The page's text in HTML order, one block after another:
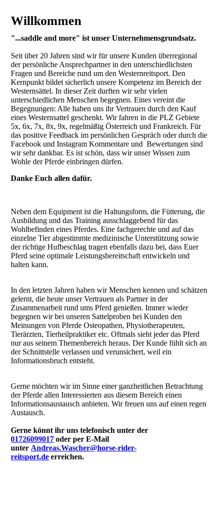
Willkommen
"...saddle and more" ist unser Unternehmensgrundsatz.
Seit über 20 Jahren sind wir für unsere Kunden überregional
der persönliche Ansprechpartner in den unterschiedlichsten
Fragen und Bereiche rund um den Westernreitsport. Den
Kernpunkt bildet sicherlich unsere Kompetenz im Bereich der
Westernsättel. In dieser Zeit durften wir sehr vielen
unterschiedlichen Menschen begegnen. Eines vereint die
Begegnungen: Alle haben uns ihr Vertrauen durch den Kauf
eines Westernsattel geschenkt. Wir fahren in diePLZGebiete
5x, 6x, 7x, 8x, 9x, regelmäßig Österreich und Frankreich. Für
das positive Feedback im persönlichen Gespräch oder durch die
Facebook und Instagram Kommentare und Bewertungen sind
wir sehr dankbar. Es ist schön, dass wir unser Wissen zum
Wohle der Pferde einbringen dürfen.
Danke Euch allen dafür.
Neben dem Equipment ist die Haltungsform, die Fütterung, die
Ausbildung und das Training ausschlaggebend für das
Wohlbefinden eines Pferdes. Eine fachgerechte und auf das
einzelne Tier abgestimmte medizinische Unterstützung sowie
der richtige Hufbeschlag tragen ebenfalls dazu bei, dass Euer
Pferd seine optimale Leistungsbereitschaft entwickeln und
halten kann.
In den letzten Jahren haben wir Menschen kennen und schätzen
gelernt, die heute unser Vertrauen als Partner in der
Zusammenarbeit rund ums Pferd genießen. Immer wieder
begegnen wir bei unseren Sattelproben bei Kunden den
Meinungen von Pferde Osteopathen, Physiotherapeuten,
Tierärzten, Tierheilpraktiker etc. Oftmals sieht jeder das Pferd
nur aus seinem Themenbereich heraus. Der Kunde fühlt sich an
der Schnittstelle verlassen und verunsichert, weil ein
Informationsbruch entsteht.
Gerne möchten wir im Sinne einer ganzheitlichen Betrachtung
der Pferde allen Interessierten aus diesem Bereich einen
Informationsaustausch anbieten. Wir freuen uns auf einen regen
Austausch.
Gerne könnt ihr uns telefonisch unter der
01726099017 oder per E-Mail
unter Andreas.Wascher@horse-rider-
reitsport.de erreichen.